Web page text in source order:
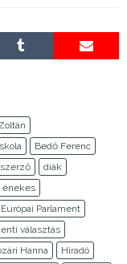
Bedő Ferenc
diák
énekes
Európai Parlament
választás
Hanna
Híradó